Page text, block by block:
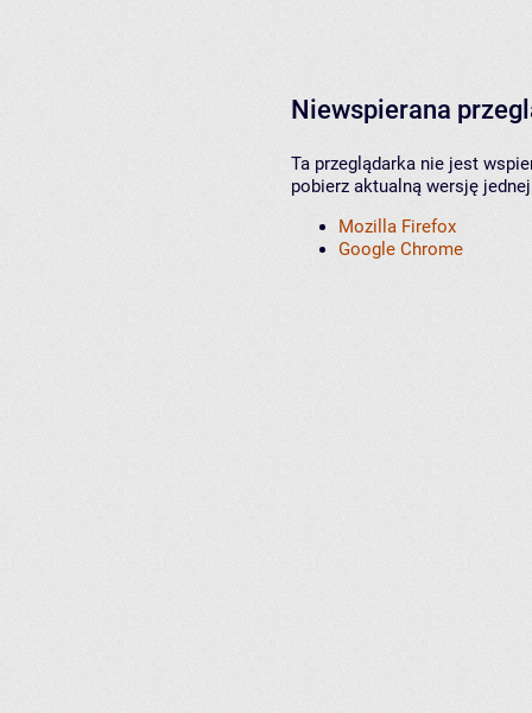
Niewspierana
Ta przeglądarka nie jest
pobierz aktualną wersję
Mozilla Firefox
Google Chrome